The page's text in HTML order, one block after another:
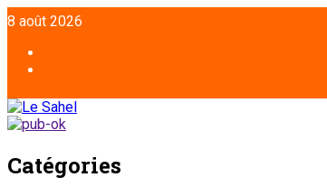
8 août 2026
Catégories